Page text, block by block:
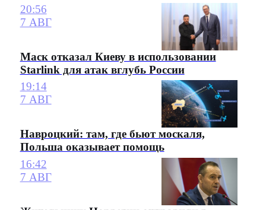
20:56
7 АВГ
Маск отказал Киеву в использовании
Starlink для атак вглубь России
19:14
7 АВГ
Навроцкий: там, где бьют москаля,
Польша оказывает помощь
16:42
7 АВГ